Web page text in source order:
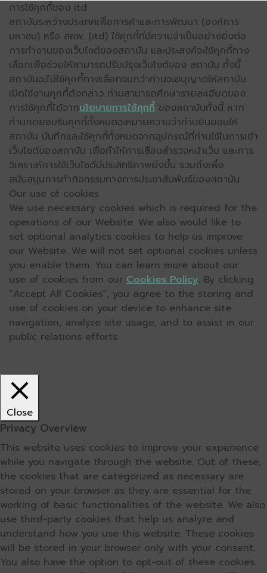
การใช้คุกกี้ของ itd
สถาบันระหว่างประเทศเพื่อการค้าและการพัฒนา (องค์การ
มหาชน) หรือ สคพ. (itd) ใช้คุกกี้ที่มีความจำเป็นอย่างยิ่งต่อ
การทำงานของเว็บไซต์ของสถาบัน และประสงค์จะใช้คุกกี้ทาง
เลือกเพื่อช่วยให้สามารถปรับปรุงเว็บไซต์ของ สถาบัน ทั้งนี้
สถาบันจะไม่ใช้คุกกี้ทางเลือกจนกว่าท่านจะอนุญาตให้สถาบัน
เปิดใช้งานคุกกี้ดังกล่าว ท่านสามารถศึกษารายละเอียดของ
การใช้คุกกี้ได้จากนโยบายการใช้คุกกี้ ของสถาบันทั้งนี้ หาก
ท่านกดยอมรับคุกกี้ทั้งหมดจะหมายความว่าท่านยินยอมให้
สถาบัน บันทึกและใช้คุกกี้ทั้งหมดจากอุปกรณ์ที่ท่านใช้ในการเข้า
เว็บไซต์ของสถาบัน เพื่อทำให้การเลื่อนสำรวจหน้าเว็บ และการ
วิเคราะห์การใช้เว็บไซต์มีประสิทธิภาพยิ่งขึ้น รวมถึงเพื่อ
สนับสนุนการทำกิจกรรมทางการประชาสัมพันธ์ของสถาบัน
Our use of cookies
We use necessary cookies which is required for the
operations of our Website. We also would like to
set optional analytics cookies to help us improve
our Website. We will not set optional cookies unless
you enable them. You can learn more about our
use of cookies from our Cookies Policy. By clicking
“Accept All Cookies”, you agree to the storing and
use of cookies on your device to enhance site
navigation, analyze site usage, and to assist in our
public relations efforts.
Close
Privacy Overview
This website uses cookies to improve your experience
while you navigate through the website. Out of these,
the cookies that are categorized as necessary are
stored on your browser as they are essential for the
working of basic functionalities of the website. We also
use third-party cookies that help us analyze and
understand how you use this website. These cookies
will be stored in your browser only with your consent.
You also have the option to opt-out of these cookies.